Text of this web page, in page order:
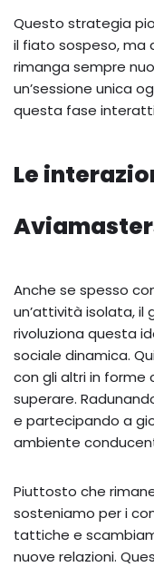
Questo strategia
il fiato sospeso, ma
rimanga sempre
un’sessione unica
questa fase
Le
Anche se spesso
un’attività isolata,
rivoluziona questa
sociale dinamica.
con gli altri in forme
superare.
e partecipando a
ambiente
Piuttosto che
sosteniamo per i
tattiche e
nuove relazioni.